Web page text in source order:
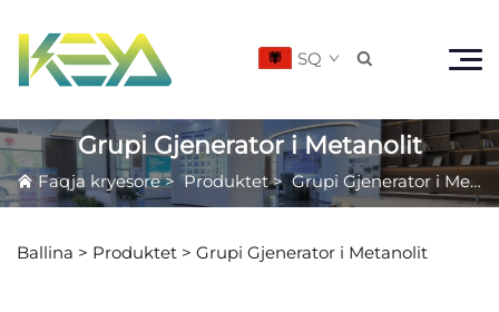
SQ 
Grupi Gjenerator i Metanolit
Faqja kryesore>Produktet>Grupi Gjenerator i Metanolit
Ballina > Produktet > Grupi Gjenerator i Metanolit